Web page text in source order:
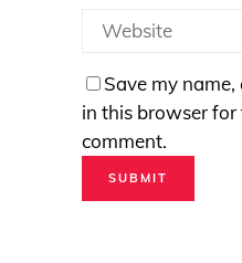
Save my
in this browser for
comment.